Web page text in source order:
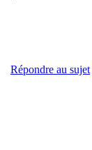
Répondre au sujet